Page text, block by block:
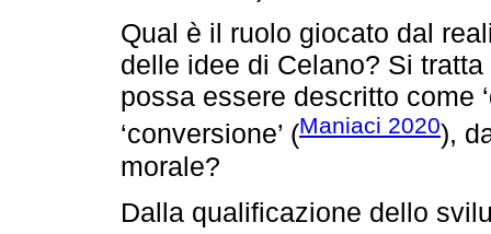
Qual è il ruolo giocato dal
delle idee di Celano? Si
possa essere descritto come
‘conversione’ (Maniaci 2020),
morale?
Dalla qualificazione dello